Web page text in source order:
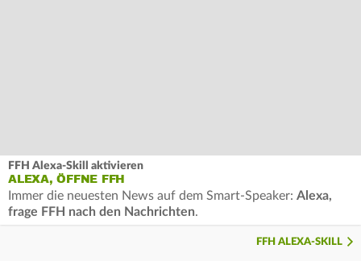
FFH Alexa-Skill aktivieren
ALEXA, ÖFFNE FFH
Immer die neuesten News auf dem Smart-Speaker: Alexa,
frage FFH nach den Nachrichten.
FFH ALEXA-SKILL